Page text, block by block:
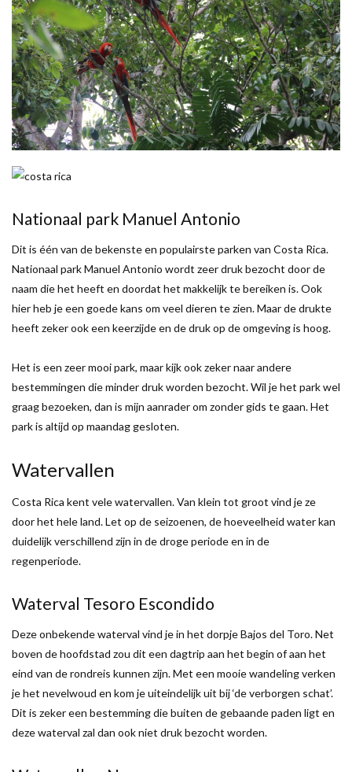
Nationaal park Manuel Antonio
Dit is één van de bekenste en populairste parken van Costa Rica.
Nationaal park Manuel Antonio wordt zeer druk bezocht door de
naam die het heeft en doordat het makkelijk te bereiken is. Ook
hier heb je een goede kans om veel dieren te zien. Maar de drukte
heeft zeker ook een keerzijde en de druk op de omgeving is hoog.
Het is een zeer mooi park, maar kijk ook zeker naar andere
bestemmingen die minder druk worden bezocht. Wil je het park wel
graag bezoeken, dan is mijn aanrader om zonder gids te gaan. Het
park is altijd op maandag gesloten.
Watervallen
Costa Rica kent vele watervallen. Van klein tot groot vind je ze
door het hele land. Let op de seizoenen, de hoeveelheid water kan
duidelijk verschillend zijn in de droge periode en in de
regenperiode.
Waterval Tesoro Escondido
Deze onbekende waterval vind je in het dorpje Bajos del Toro. Net
boven de hoofdstad zou dit een dagtrip aan het begin of aan het
eind van de rondreis kunnen zijn. Met een mooie wandeling verken
je het nevelwoud en kom je uiteindelijk uit bij ‘de verborgen schat’.
Dit is zeker een bestemming die buiten de gebaande paden ligt en
deze waterval zal dan ook niet druk bezocht worden.